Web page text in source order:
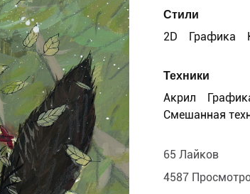
Стили
2D
Графика
Техники
Акрил
Смешанная
65 Лайков
4587